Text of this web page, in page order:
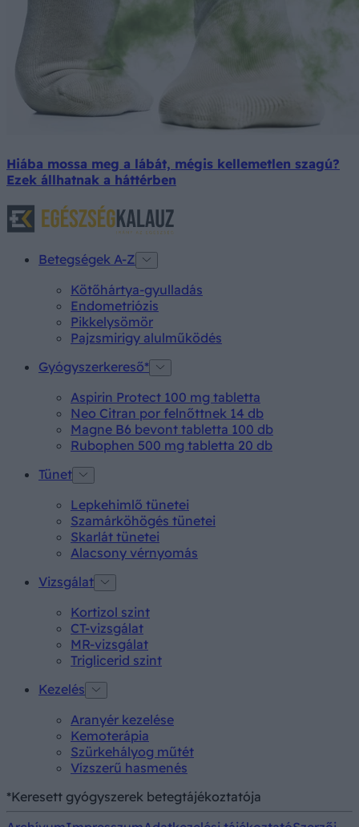
Hiába mossa meg a lábát, mégis kellemetlen szagú?
Ezek állhatnak a háttérben
Betegségek A-Z
Kötőhártya-gyulladás
Endometriózis
Pikkelysömör
Pajzsmirigy alulműködés
Gyógyszerkereső*
Aspirin Protect 100 mg tabletta
Neo Citran por felnőttnek 14 db
Magne B6 bevont tabletta 100 db
Rubophen 500 mg tabletta 20 db
Tünet
Lepkehimlő tünetei
Szamárköhögés tünetei
Skarlát tünetei
Alacsony vérnyomás
Vizsgálat
Kortizol szint
CT-vizsgálat
MR-vizsgálat
Triglicerid szint
Kezelés
Aranyér kezelése
Kemoterápia
Szürkehályog műtét
Vízszerű hasmenés
*Keresett gyógyszerek betegtájékoztatója